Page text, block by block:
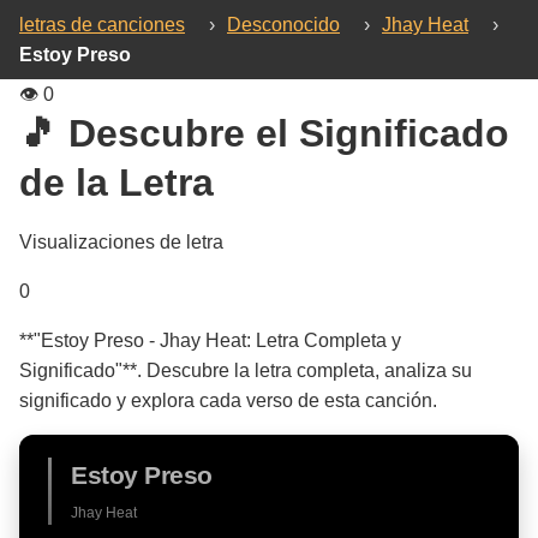
letras de canciones › Desconocido › Jhay Heat
›
Estoy Preso
👁️ 0
🎵 Descubre el Significado
de la Letra
Visualizaciones de letra
0
**"Estoy Preso - Jhay Heat: Letra Completa y
Significado"**. Descubre la letra completa, analiza su
significado y explora cada verso de esta canción.
Estoy Preso
Jhay Heat